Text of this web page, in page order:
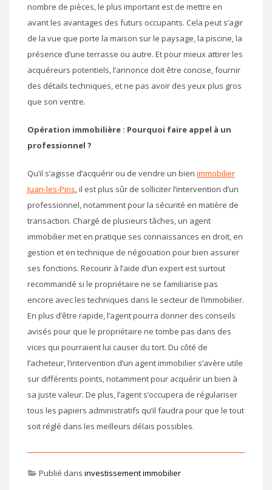
nombre de pièces, le plus important est de mettre en
avant les avantages des futurs occupants. Cela peut s’agir
de la vue que porte la maison sur le paysage, la piscine, la
présence d’une terrasse ou autre. Et pour mieux attirer les
acquéreurs potentiels, l’annonce doit être concise, fournir
des détails techniques, et ne pas avoir des yeux plus gros
que son ventre.
Opération immobilière : Pourquoi faire appel à un
professionnel ?
Qu’il s’agisse d’acquérir ou de vendre un bien immobilier
Juan-les-Pins, il est plus sûr de solliciter l’intervention d’un
professionnel, notamment pour la sécurité en matière de
transaction. Chargé de plusieurs tâches, un agent
immobilier met en pratique ses connaissances en droit, en
gestion et en technique de négociation pour bien assurer
ses fonctions. Recourir à l’aide d’un expert est surtout
recommandé si le propriétaire ne se familiarise pas
encore avec les techniques dans le secteur de l’immobilier.
En plus d’être rapide, l’agent pourra donner des conseils
avisés pour que le propriétaire ne tombe pas dans des
vices qui pourraient lui causer du tort. Du côté de
l’acheteur, l’intervention d’un agent immobilier s’avère utile
sur différents points, notamment pour acquérir un bien à
sa juste valeur. De plus, l’agent s’occupera de régulariser
tous les papiers administratifs qu’il faudra pour que le tout
soit réglé dans les meilleurs délais possibles.
Publié dans investissement immobilier